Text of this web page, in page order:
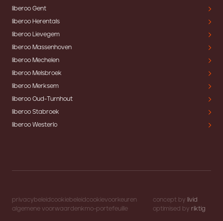
liberoo Gent
liberoo Herentals
liberoo Lievegem
liberoo Massenhoven
liberoo Mechelen
liberoo Melsbroek
liberoo Merksem
liberoo Oud-Turnhout
liberoo Stabroek
liberoo Westerlo
privacybeleidcookiebeleidcookievoorkeuren
algemene voorwaardenkmo-portefeuille
concept by livid
optimised byriktig